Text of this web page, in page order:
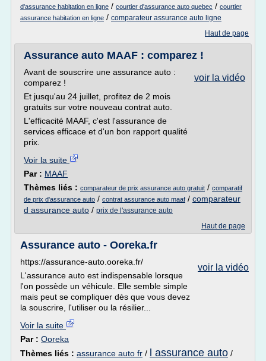
d'assurance habitation en ligne / courtier d'assurance auto quebec / courtier
assurance habitation en ligne / comparateur assurance auto ligne
Haut de page
Assurance auto MAAF : comparez !
voir la vidéo
Avant de souscrire une assurance auto :
comparez !
Et jusqu'au 24 juillet, profitez de 2 mois
gratuits sur votre nouveau contrat auto.
L'efficacité MAAF, c'est l'assurance de
services efficace et d'un bon rapport qualité
prix.
Voir la suite
Par : MAAF
Thèmes liés : comparateur de prix assurance auto gratuit / comparatif
de prix d'assurance auto / contrat assurance auto maaf / comparateur
d assurance auto / prix de l'assurance auto
Haut de page
Assurance auto - Ooreka.fr
voir la vidéo
https://assurance-auto.ooreka.fr/
L'assurance auto est indispensable lorsque
l'on possède un véhicule. Elle semble simple
mais peut se compliquer dès que vous devez
la souscrire, l'utiliser ou la résilier...
Voir la suite
Par : Ooreka
Thèmes liés : assurance auto fr / l assurance auto /